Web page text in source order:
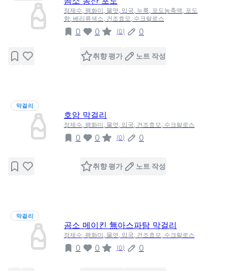
정제수, 팽화미, 물엿, 입국, 누룩, 포도농축액, 포도
향, 베리류색소, 건조효모, 수크랄로스
0 0 (0) 0
취향 평가 노트 작성
막걸리
호암 막걸리
정제수, 팽화미, 물엿, 입국, 건조효모, 수크랄로스
0 0 (0) 0
취향 평가 노트 작성
막걸리
곰소 메이킨 無아스파탐 막걸리
정제수, 팽화미, 물엿, 입국, 건조효모, 수크랄로스
0 0 (0) 0